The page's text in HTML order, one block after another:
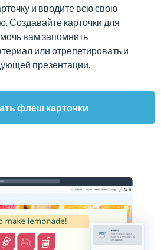
и вводите всю свою
Создавайте карточки для
вам запомнить
или отрепетировать и
презентации.
флеш карточки